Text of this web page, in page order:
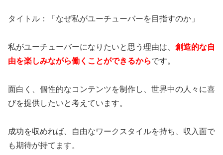
タイトル：「なぜ私がユーチューバーを目指すのか」
私がユーチューバーになりたいと思う理由は、 創造的な自
由を楽しみながら働くことができるからです。
面白く、個性的なコンテンツを制作し、世界中の人々に喜
びを提供したいと考えています。
成功を収めれば、自由なワークスタイルを持ち、収入面で
も期待が持てます。